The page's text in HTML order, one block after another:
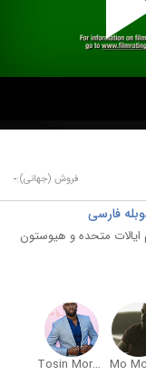
فروش (جهانی):-
ایالات متحده و هیوستون
Mo
Tosin Morohunfola